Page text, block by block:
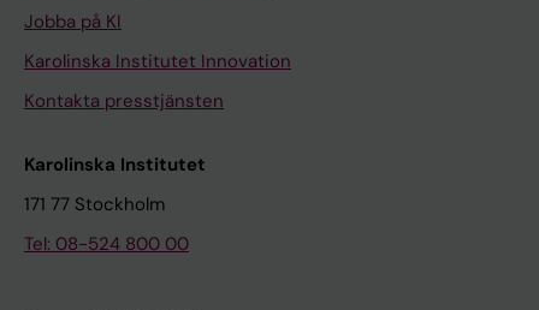
Jobba på KI
Karolinska Institutet Innovation
Kontakta presstjänsten
Karolinska Institutet
171 77 Stockholm
Tel: 08-524 800 00